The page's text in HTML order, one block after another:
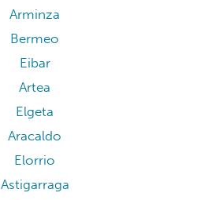
Arminza
Bermeo
Eibar
Artea
Elgeta
Aracaldo
Elorrio
Astigarraga